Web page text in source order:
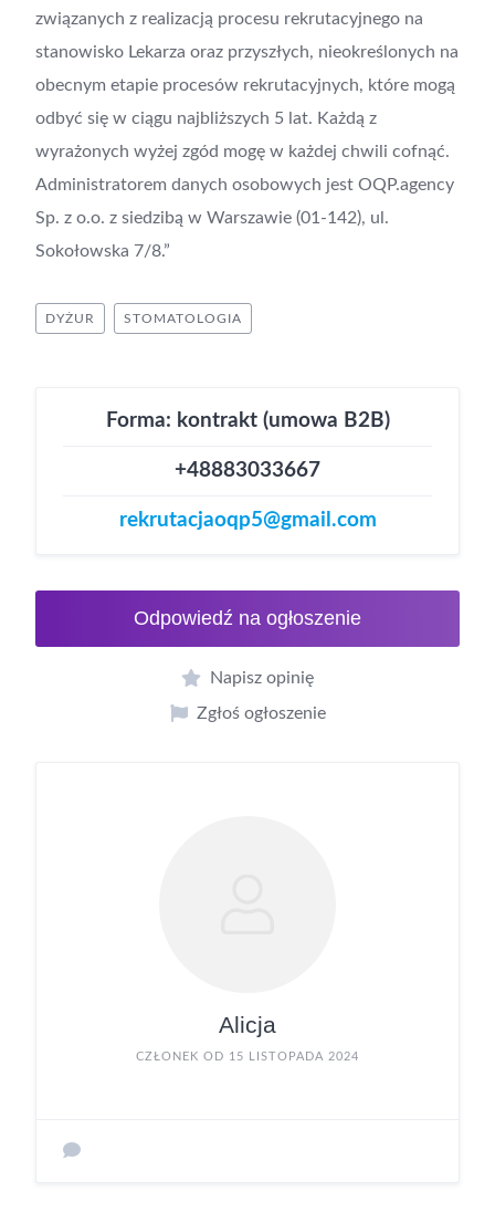
związanych z realizacją procesu rekrutacyjnego na
stanowisko Lekarza oraz przyszłych, nieokreślonych na
obecnym etapie procesów rekrutacyjnych, które mogą
odbyć się w ciągu najbliższych 5 lat. Każdą z
wyrażonych wyżej zgód mogę w każdej chwili cofnąć.
Administratorem danych osobowych jest OQP.agency
Sp. z o.o. z siedzibą w Warszawie (01-142), ul.
Sokołowska 7/8.”
DYŻUR STOMATOLOGIA
Forma: kontrakt (umowa B2B)
+48883033667
rekrutacjaoqp5@gmail.com
Odpowiedź na ogłoszenie
Napisz opinię
Zgłoś ogłoszenie
Alicja
CZŁONEK OD 15 LISTOPADA 2024